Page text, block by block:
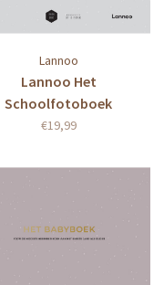
Lannoo
Lannoo Het
Schoolfotoboek
€19,99